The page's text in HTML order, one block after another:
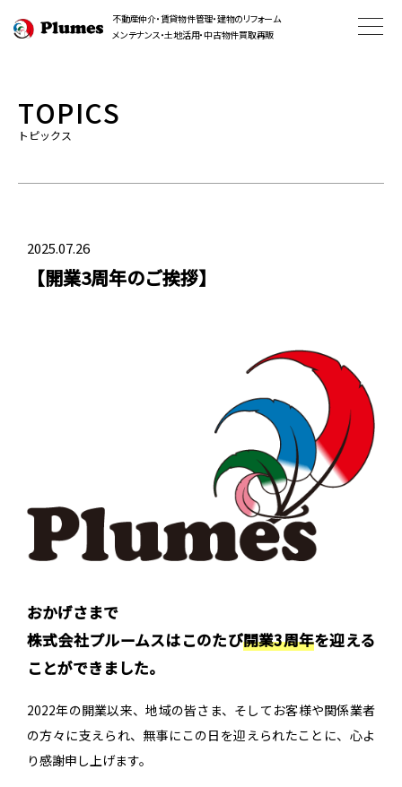
不動産仲介・賃貸物件管理・建物のリフォーム
メンテナンス・土地活用・中古物件買取再販
TOPICS
トピックス
2025.07.26
【開業3周年のご挨拶】
おかげさまで
株式会社プルームスはこのたび開業3周年を迎える
ことができました。
2022年の開業以来、地域の皆さま、そしてお客様や関係業者
の方々に支えられ、無事にこの日を迎えられたことに、心よ
り感謝申し上げます。